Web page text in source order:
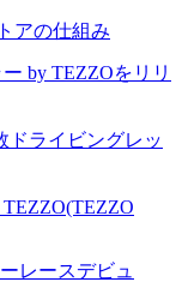
アの仕組み
by TEZZOをリリ
ドライビングレッ
レースデビュ